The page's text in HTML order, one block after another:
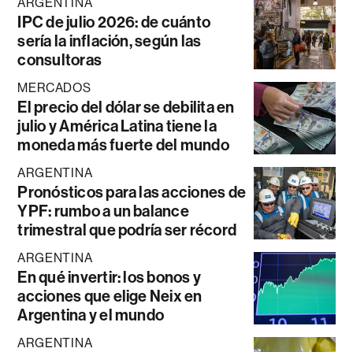
ARGENTINA
IPC de julio 2026: de cuánto
sería la inflación, según las
consultoras
MERCADOS
El precio del dólar se debilita en
julio y América Latina tiene la
moneda más fuerte del mundo
ARGENTINA
Pronósticos para las acciones de
YPF: rumbo a un balance
trimestral que podría ser récord
ARGENTINA
En qué invertir: los bonos y
acciones que elige Neix en
Argentina y el mundo
ARGENTINA